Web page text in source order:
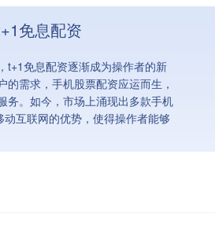
免息配资
t+1免息配资逐渐成为操作者的新
的需求，手机股票配资应运而生，
务。如今，市场上涌现出多款手机
互联网的优势，使得操作者能够